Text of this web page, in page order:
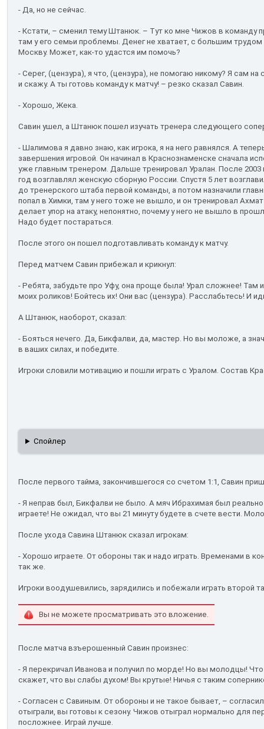
- Да, но не сейчас.
- Кстати, – сменил тему Штанюк. – Тут ко мне Чижов в команду
там у его семьи проблемы. Денег не хватает, с большим трудом
Москву. Может, как-то удастся им помочь?
- Серег, (цензура), я что, (цензура), не помогаю никому? Я сам
и скажу. А ты готовь команду к матчу! – резко сказал Савин.
- Хорошо, Жека.
Савин ушел, а Штанюк пошел изучать тренера следующего
- Шалимова я давно знаю, как игрока, я на него равнялся. А
завершения игровой. Он начинал в Краснознаменске сначала
уже главным тренером. Дальше тренировал Уралан. После 2003
год возглавлял женскую сборную России. Спустя 5 лет
до тренерского штаба первой команды, а потом назначили
попал в Химки, там у него тоже не вышло, и он тренировал
делает упор на атаку, непонятно, почему у него не вышло в
Надо будет постараться.
После этого он пошел подготавливать команду к матчу.
Перед матчем Савин прибежал и крикнул:
- Ребята, забудьте про Уфу, она проще была! Урал сложнее! Там
моих роликов! Бойтесь их! Они вас (цензура). Расслабьтесь! И
А Штанюк, наоборот, сказал:
- Бояться нечего. Да, Бикфалви, да, мастер. Но вы моложе, а
в ваших силах, и победите.
Игроки словили мотивацию и пошли играть с Уралом. Состав
Спойлер
После первого тайма, закончившегося со счетом 1:1, Савин
- Я неправ был, Бикфалви не было. А мяч Ибрахимая был
играете! Не ожидал, что вы 21 минуту будете в счете вести.
После ухода Савина Штанюк сказал игрокам:
- Хорошо играете. От обороны так и надо играть. Временами в
так же.
Игроки воодушевились, зарядились и побежали играть второй
Вы не можете просматривать это вложение.
После матча взъерошенный Савин произнес:
- Я перекричал Иванова и получил по морде! Но вы молодцы!
скажет, что вы слабы духом! Вы крутые! Ничья с таким
- Согласен с Савиным. От обороны и не такое бывает, –
отыграли, вы готовы к сезону. Чижов отыграл нормально для
посложнее. Играй лучше.